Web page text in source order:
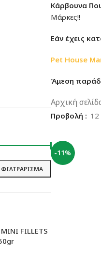
ΦΙΛΤΡΆΡΙΣΜΑ
FILLETS
Κάρβουνα
Μάρκες!!
Εάν έχεις
Pet House
Άμεση
Αρχική
Προβολή 12
-11%